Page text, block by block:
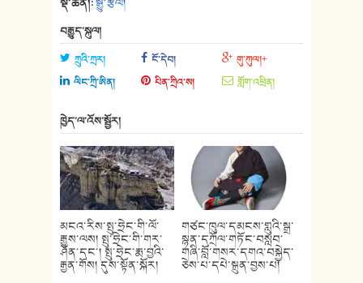
བརྒྱུད་སྐུལ།
ཀྲུའི་ཀྲར། ངོ་དེབ།
གུ་ཀུལ།+
ལིང་ཀྲི་ཨིན།
པིན་ཀྲིའ་ས། གློག་འཕྲིན།
ཁྱེད་ལ་འོས་སྦྱོར།
མངའ་རིས་སྤུ་ཧྲེང་གི་ལོ་
རྒྱུས་ལས། སྤུ་ཧྲེང་གི་གར་
ཤོན་དང་། སྤུ་ཧྲེང་རྨ་བྱའི་
རྒྱན་གོས། དུས་སྟོན་སྐོར།
གཙང་ཁུལ་དམངས་གླུའི་སྒྲ་
སྙན་དཀྲོལ་གཏོང་བསླབ་
གཞི་བློ་གསར་དགའ་བསྐྱེད་
ཅེས་པ་དཔེ་སྐྲུན་བྱས་པ།